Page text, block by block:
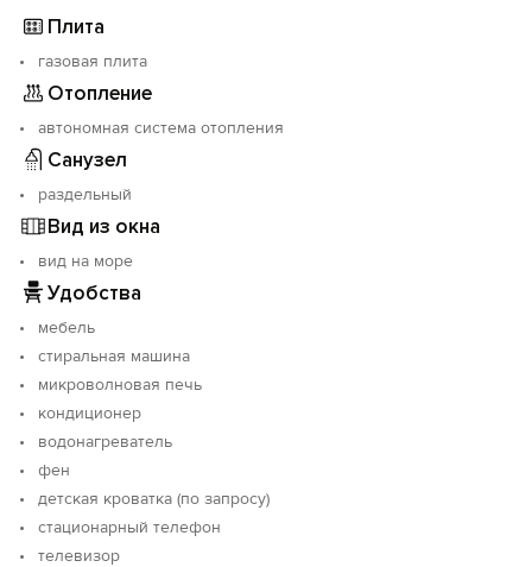
детские парк с разными площадками, аттракционы и
Своя охрана - въезд по пропускам, проход ограничен.
Очень рядом Бахчисарай, Саки, Симферополь,
Евпатория, Севастополь, Балаклава, да и Ялта не так
уж далеко.
Плита
газовая плита
Отопление
автономная система отопления
Санузел
раздельный
Вид из окна
вид на море
Удобства
мебель
стиральная машина
микроволновая печь
кондиционер
водонагреватель
фен
детская кроватка (по запросу)
стационарный телефон
телевизор